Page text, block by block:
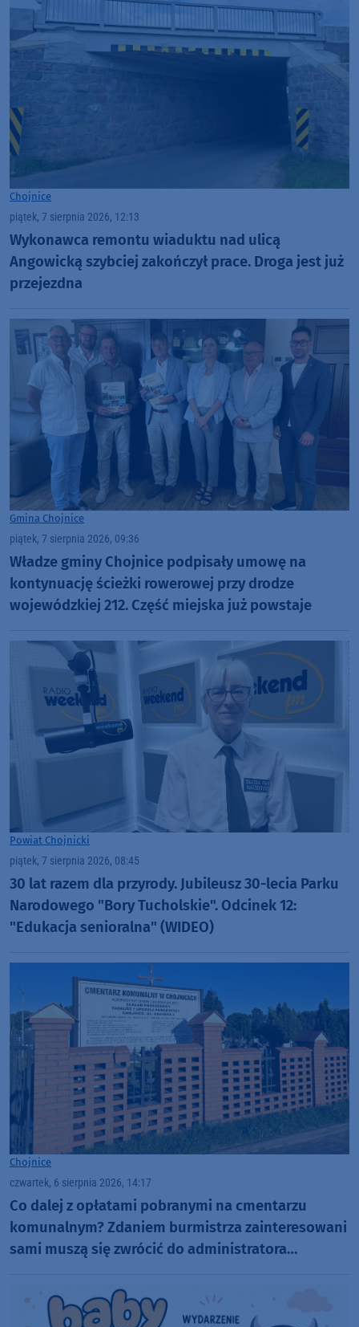
Chojnice
piątek, 7 sierpnia 2026, 12:13
Wykonawca remontu wiaduktu nad ulicą
Angowicką szybciej zakończył prace. Droga jest już
przejezdna
Gmina Chojnice
piątek, 7 sierpnia 2026, 09:36
Władze gminy Chojnice podpisały umowę na
kontynuację ścieżki rowerowej przy drodze
wojewódzkiej 212. Część miejska już powstaje
Powiat Chojnicki
piątek, 7 sierpnia 2026, 08:45
30 lat razem dla przyrody. Jubileusz 30-lecia Parku
Narodowego "Bory Tucholskie". Odcinek 12:
"Edukacja senioralna" (WIDEO)
Chojnice
czwartek, 6 sierpnia 2026, 14:17
Co dalej z opłatami pobranymi na cmentarzu
komunalnym? Zdaniem burmistrza zainteresowani
sami muszą się zwrócić do administratora